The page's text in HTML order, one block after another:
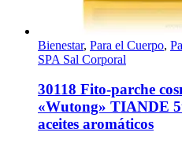
Bienestar, Para el Cuerpo,
SPA Sal Corporal
30118 Fito-parche
«Wutong» TIANDE
aceites aromáticos